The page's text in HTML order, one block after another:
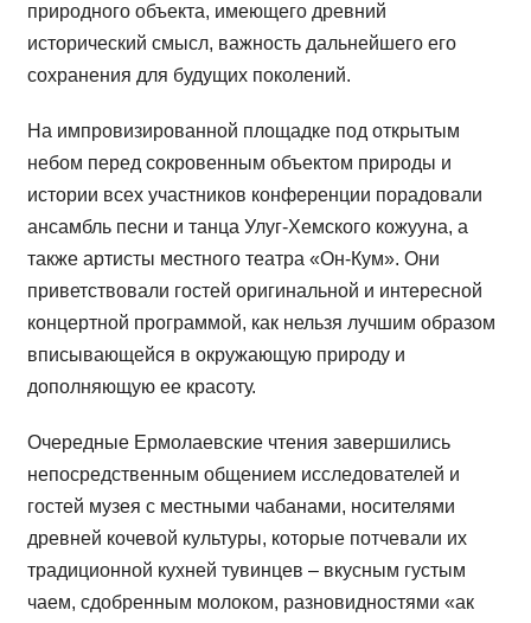
природного объекта, имеющего древний
исторический смысл, важность дальнейшего его
сохранения для будущих поколений.
На импровизированной площадке под открытым
небом перед сокровенным объектом природы и
истории всех участников конференции порадовали
ансамбль песни и танца Улуг-Хемского кожууна, а
также артисты местного театра «Он-Кум». Они
приветствовали гостей оригинальной и интересной
концертной программой, как нельзя лучшим образом
вписывающейся в окружающую природу и
дополняющую ее красоту.
Очередные Ермолаевские чтения завершились
непосредственным общением исследователей и
гостей музея с местными чабанами, носителями
древней кочевой культуры, которые потчевали их
традиционной кухней тувинцев – вкусным густым
чаем, сдобренным молоком, разновидностями «ак